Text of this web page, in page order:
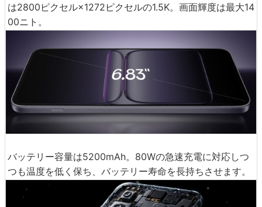
は2800ピクセル×1272ピクセルの1.5K。画面輝度は最大14
00ニト。
バッテリー容量は5200mAh。80Wの急速充電に対応しつ
つも温度を低く保ち、バッテリー寿命を長持ちさせます。